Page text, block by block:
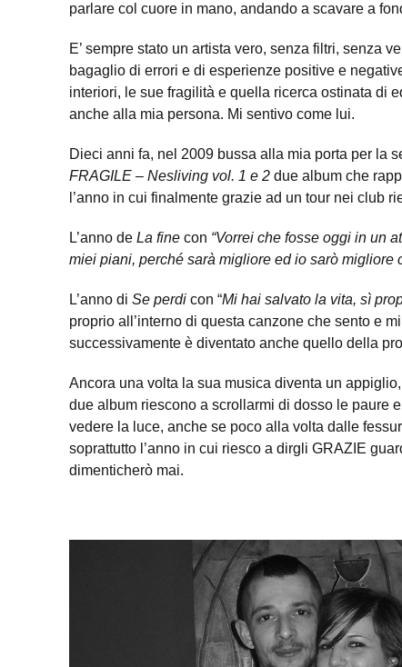
parlare col cuore in mano, andando a scavare a
E’ sempre stato un artista vero, senza filtri, senza
bagaglio di errori e di esperienze positive e
interiori, le sue fragilità e quella ricerca ostinata di
anche alla mia persona. Mi sentivo come lui.
Dieci anni fa, nel 2009 bussa alla mia porta per la
FRAGILE – Nesliving vol. 1 e 2 due album che
l’anno in cui finalmente grazie ad un tour nei club
L’anno de La fine con “Vorrei che fosse oggi in un
miei piani, perché sarà migliore ed io sarò migliore
L’anno di Se perdi con “Mi hai salvato la vita, sì
proprio all’interno di questa canzone che sento e
successivamente è diventato anche quello della
Ancora una volta la sua musica diventa un
due album riescono a scrollarmi di dosso le paure
vedere la luce, anche se poco alla volta dalle
soprattutto l’anno in cui riesco a dirgli GRAZIE
dimenticherò mai.